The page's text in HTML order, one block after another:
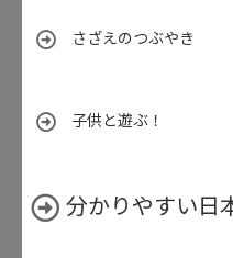
さざえのつぶやき
子供と遊ぶ！
分かりやすい日